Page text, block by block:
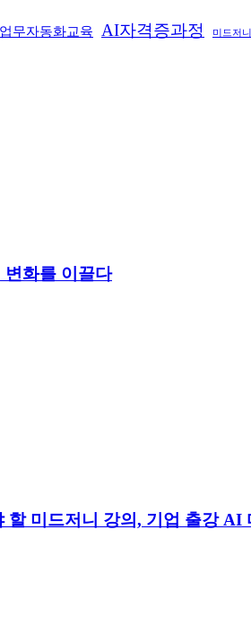
무자동화교육 AI자격증과정 미드저
화를 이끌다
미드저니 강의, 기업 출강 AI